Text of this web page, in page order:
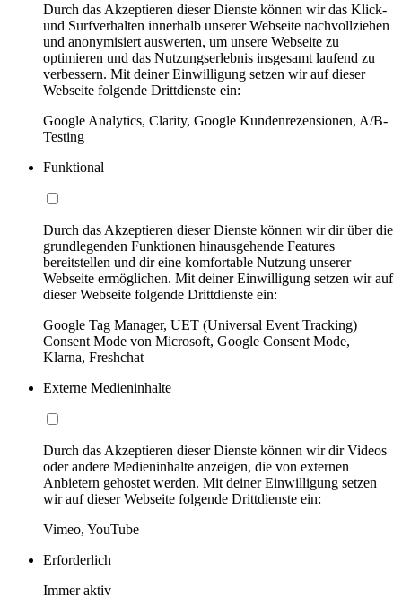
Durch das Akzeptieren dieser Dienste können wir das Klick-
und Surfverhalten innerhalb unserer Webseite nachvollziehen
und anonymisiert auswerten, um unsere Webseite zu
optimieren und das Nutzungserlebnis insgesamt laufend zu
verbessern. Mit deiner Einwilligung setzen wir auf dieser
Webseite folgende Drittdienste ein:
Google Analytics, Clarity, Google Kundenrezensionen, A/B-
Testing
Funktional
Durch das Akzeptieren dieser Dienste können wir dir über die
grundlegenden Funktionen hinausgehende Features
bereitstellen und dir eine komfortable Nutzung unserer
Webseite ermöglichen. Mit deiner Einwilligung setzen wir auf
dieser Webseite folgende Drittdienste ein:
Google Tag Manager, UET (Universal Event Tracking)
Consent Mode von Microsoft, Google Consent Mode,
Klarna, Freshchat
Externe Medieninhalte
Durch das Akzeptieren dieser Dienste können wir dir Videos
oder andere Medieninhalte anzeigen, die von externen
Anbietern gehostet werden. Mit deiner Einwilligung setzen
wir auf dieser Webseite folgende Drittdienste ein:
Vimeo, YouTube
Erforderlich
Immer aktiv